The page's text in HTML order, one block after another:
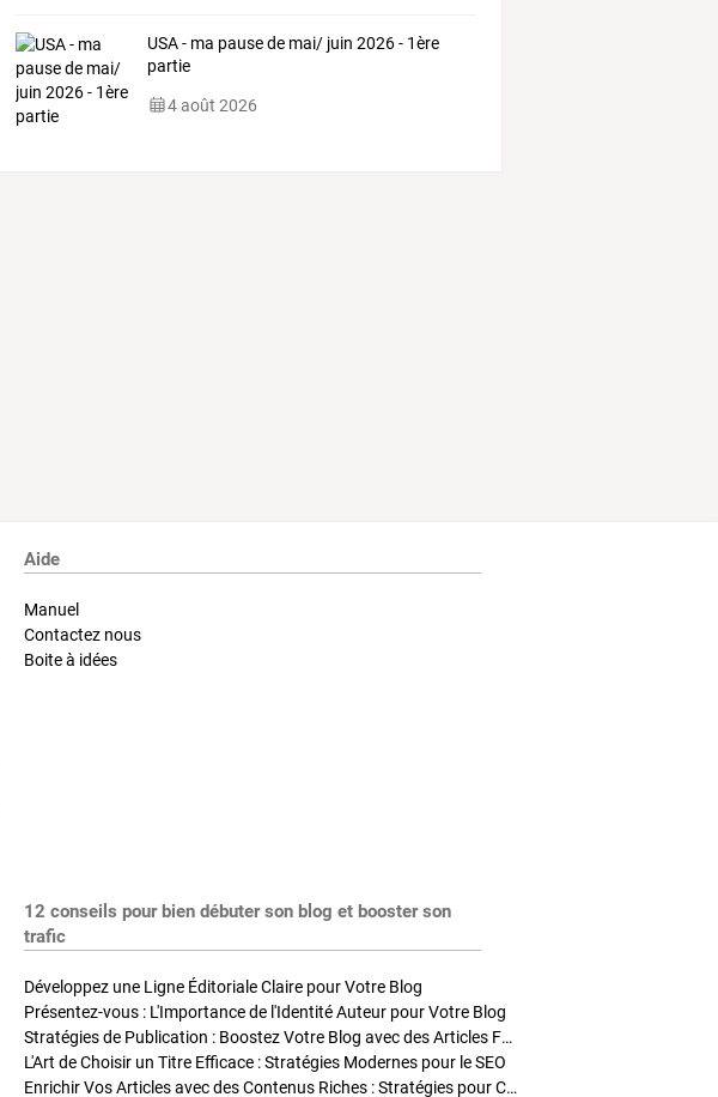
USA - ma pause de mai/ juin 2026 - 1ère
partie
4 août 2026
Aide
Manuel
Contactez nous
Boite à idées
12 conseils pour bien débuter son blog et booster son
trafic
Développez une Ligne Éditoriale Claire pour Votre Blog
Présentez-vous : L'Importance de l'Identité Auteur pour Votre Blog
Stratégies de Publication : Boostez Votre Blog avec des Articles Fréquents et Exclusifs
L'Art de Choisir un Titre Efficace : Stratégies Modernes pour le SEO
Enrichir Vos Articles avec des Contenus Riches : Stratégies pour Captiver et Optimiser